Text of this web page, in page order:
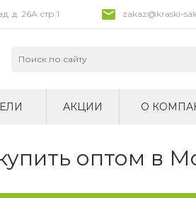
д. 26A стр.1 zakaz@kraski-
АКЦИИ О
оптом в